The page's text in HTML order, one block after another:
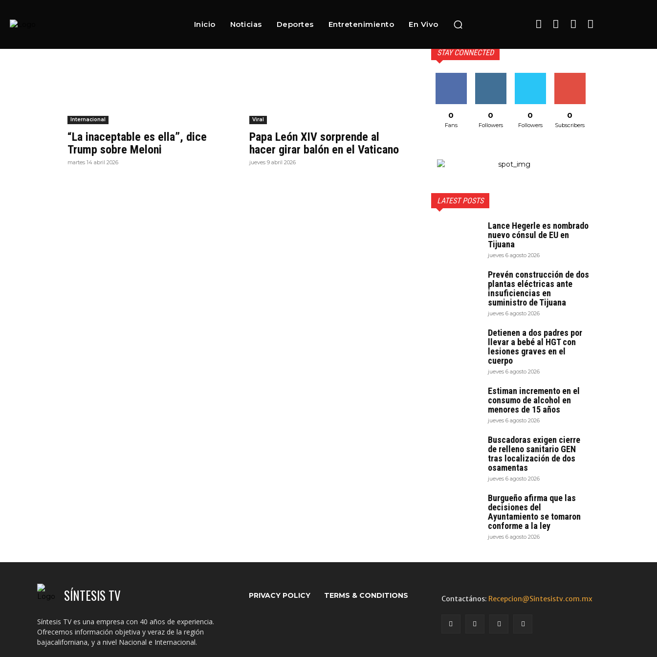
Inicio Noticias Deportes Entretenimiento En Vivo
Internacional
“La inaceptable es ella”, dice
Trump sobre Meloni
martes 14 abril 2026
Viral
Papa León XIV sorprende al
hacer girar balón en el Vaticano
jueves 9 abril 2026
STAY CONNECTED
0
Fans
0
Followers
0
Followers
0
Subscribers
LATEST POSTS
Lance Hegerle es nombrado
nuevo cónsul de EU en
Tijuana
jueves 6 agosto 2026
Prevén construcción de dos
plantas eléctricas ante
insuficiencias en
suministro de Tijuana
jueves 6 agosto 2026
Detienen a dos padres por
llevar a bebé al HGT con
lesiones graves en el
cuerpo
jueves 6 agosto 2026
Estiman incremento en el
consumo de alcohol en
menores de 15 años
jueves 6 agosto 2026
Buscadoras exigen cierre
de relleno sanitario GEN
tras localización de dos
osamentas
jueves 6 agosto 2026
Burgueño afirma que las
decisiones del
Ayuntamiento se tomaron
conforme a la ley
jueves 6 agosto 2026
SÍNTESIS TV
Síntesis TV es una empresa con 40 años de experiencia.
Ofrecemos información objetiva y veraz de la región
bajacaliforniana, y a nivel Nacional e Internacional.
PRIVACY POLICY TERMS & CONDITIONS Contactános: Recepcion@Sintesistv.com.mx